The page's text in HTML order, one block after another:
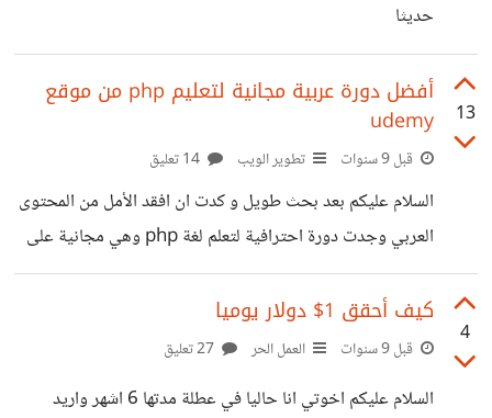
حديثا
13
أفضل دورة عربية مجانية لتعليم php من موقع
udemy
قبل 9 سنوات تطوير الويب
السلام عليكم بعد بحث طويل و كدت ان افقد الأمل من المحتوى
العربي وجدت دورة احترافية لتعلم لغة php وهي مجانية على
موقع udemy الدورة رائعة و مبسطة و مفهومة و انا قد بدأت
بمتابعتها و هذا رابطها https://www.udemy.com/php-
mysqli-in-arabic/learn/v4/content
4
كيف أحقق 1$ دولار يوميا
قبل 9 سنوات العمل الحر
السلام عليكم اخوتي انا حاليا في عطلة مدتها 6 اشهر واريد